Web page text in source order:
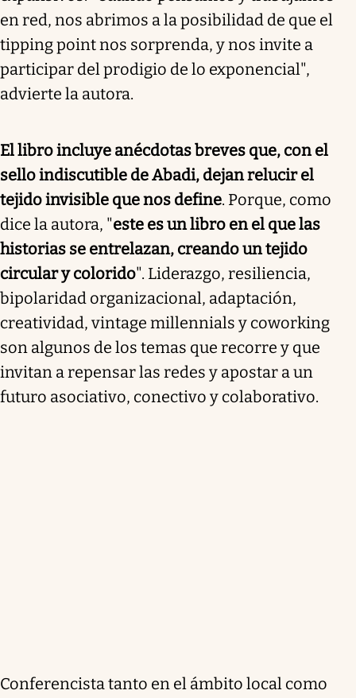
en red, nos abrimos a la posibilidad de que el
tipping point nos sorprenda, y nos invite a
participar del prodigio de lo exponencial",
advierte la autora.
El libro incluye anécdotas breves que, con el
sello indiscutible de Abadi, dejan relucir el
tejido invisible que nos define. Porque, como
dice la autora, "este es un libro en el que las
historias se entrelazan, creando un tejido
circular y colorido". Liderazgo, resiliencia,
bipolaridad organizacional, adaptación,
creatividad, vintage millennials y coworking
son algunos de los temas que recorre y que
invitan a repensar las redes y apostar a un
futuro asociativo, conectivo y colaborativo.
Conferencista tanto en el ámbito local como